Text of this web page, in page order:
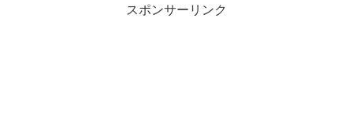
スポンサーリンク